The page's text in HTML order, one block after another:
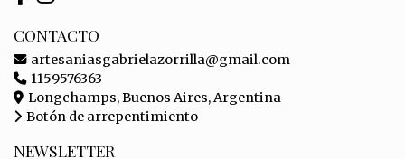
CONTACTO
artesaniasgabrielazorrilla@gmail.com
1159576363
Longchamps, Buenos Aires, Argentina
Botón de arrepentimiento
NEWSLETTER